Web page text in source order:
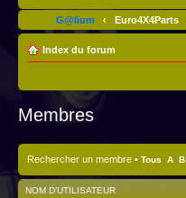
G@lium ‹ Euro4X4Parts
Index du forum
Membres
Rechercher un membre • Tous A B
NOM D’UTILISATEUR